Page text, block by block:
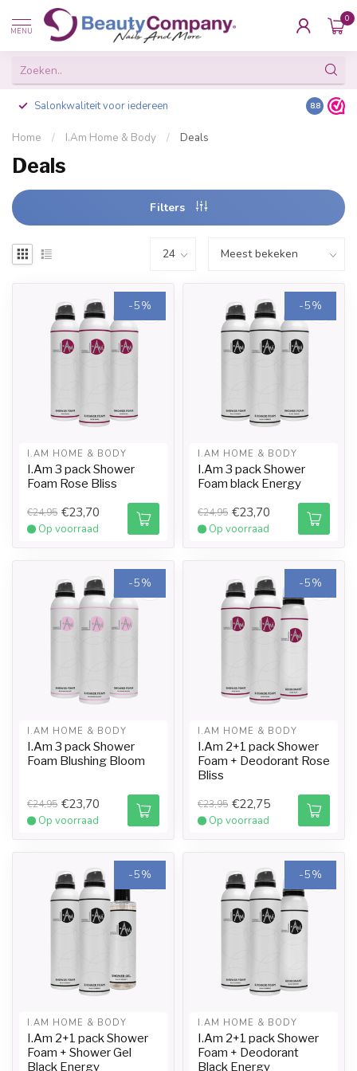
MENU
0
Salonkwaliteit voor iedereen Gratis
8.8
Home / I.Am Home & Body / Deals
Deals
Filters
-5%
I.AM HOME & BODY
I.Am 3 pack Shower
Foam Rose Bliss
€24,95 €23,70
Op voorraad
-5%
I.AM HOME & BODY
I.Am 3 pack Shower
Foam black Energy
€24,95 €23,70
Op voorraad
-5%
I.AM HOME & BODY
I.Am 3 pack Shower
Foam Blushing Bloom
€24,95 €23,70
Op voorraad
-5%
I.AM HOME & BODY
I.Am 2+1 pack Shower
Foam + Deodorant Rose
Bliss
€23,95 €22,75
Op voorraad
-5%
I.AM HOME & BODY
I.Am 2+1 pack Shower
Foam + Shower Gel
Black Energy
-5%
I.AM HOME & BODY
I.Am 2+1 pack Shower
Foam + Deodorant
Black Energy